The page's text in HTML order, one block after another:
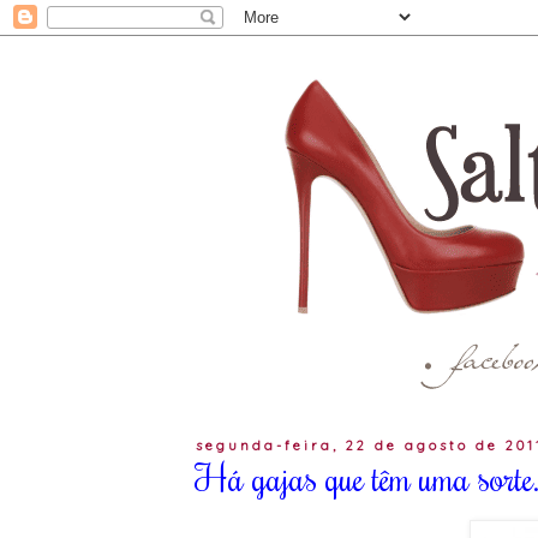
segunda-feira, 22 de agosto de
Há gajas que têm uma